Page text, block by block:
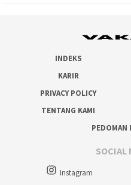
INDEKS
KARIR
PRIVACY POLICY
TENTANG KAMI
PEDOMAN
SOCIAL
Instagram